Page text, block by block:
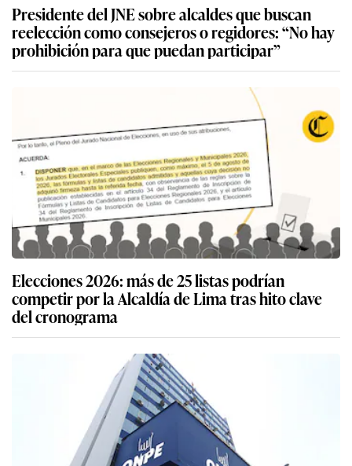
Presidente del JNE sobre alcaldes que buscan
reelección como consejeros o regidores: “No hay
prohibición para que puedan participar”
Elecciones 2026: más de 25 listas podrían
competir por la Alcaldía de Lima tras hito clave
del cronograma